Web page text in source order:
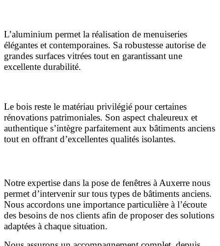
L’aluminium permet la réalisation de menuiseries
élégantes et contemporaines. Sa robustesse autorise de
grandes surfaces vitrées tout en garantissant une
excellente durabilité.
Le bois reste le matériau privilégié pour certaines
rénovations patrimoniales. Son aspect chaleureux et
authentique s’intègre parfaitement aux bâtiments anciens
tout en offrant d’excellentes qualités isolantes.
Notre expertise dans la pose de fenêtres à Auxerre nous
permet d’intervenir sur tous types de bâtiments anciens.
Nous accordons une importance particulière à l’écoute
des besoins de nos clients afin de proposer des solutions
adaptées à chaque situation.